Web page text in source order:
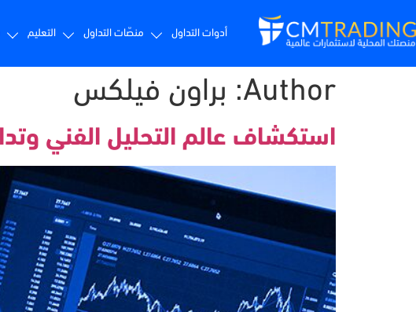
أدوات التداول منصّات التداول التعليم
Author: براون فيلكس
استكشاف عالم التحليل الفني